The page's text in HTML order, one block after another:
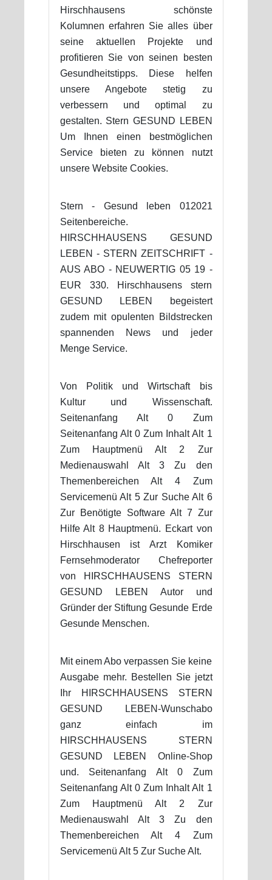
Hirschhausens schönste
Kolumnen erfahren Sie alles über
seine aktuellen Projekte und
profitieren Sie von seinen besten
Gesundheitstipps. Diese helfen
unsere Angebote stetig zu
verbessern und optimal zu
gestalten. Stern GESUND LEBEN
Um Ihnen einen bestmöglichen
Service bieten zu können nutzt
unsere Website Cookies.
Stern - Gesund leben 012021
Seitenbereiche.
HIRSCHHAUSENS GESUND
LEBEN - STERN ZEITSCHRIFT -
AUS ABO - NEUWERTIG 05 19 -
EUR 330. Hirschhausens stern
GESUND LEBEN begeistert
zudem mit opulenten Bildstrecken
spannenden News und jeder
Menge Service.
Von Politik und Wirtschaft bis
Kultur und Wissenschaft.
Seitenanfang Alt 0 Zum
Seitenanfang Alt 0 Zum Inhalt Alt 1
Zum Hauptmenü Alt 2 Zur
Medienauswahl Alt 3 Zu den
Themenbereichen Alt 4 Zum
Servicemenü Alt 5 Zur Suche Alt 6
Zur Benötigte Software Alt 7 Zur
Hilfe Alt 8 Hauptmenü. Eckart von
Hirschhausen ist Arzt Komiker
Fernsehmoderator Chefreporter
von HIRSCHHAUSENS STERN
GESUND LEBEN Autor und
Gründer der Stiftung Gesunde Erde
Gesunde Menschen.
Mit einem Abo verpassen Sie keine
Ausgabe mehr. Bestellen Sie jetzt
Ihr HIRSCHHAUSENS STERN
GESUND LEBEN-Wunschabo
ganz einfach im
HIRSCHHAUSENS STERN
GESUND LEBEN Online-Shop
und. Seitenanfang Alt 0 Zum
Seitenanfang Alt 0 Zum Inhalt Alt 1
Zum Hauptmenü Alt 2 Zur
Medienauswahl Alt 3 Zu den
Themenbereichen Alt 4 Zum
Servicemenü Alt 5 Zur Suche Alt.